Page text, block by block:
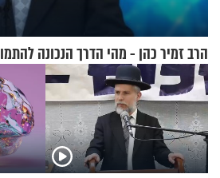
הרב זמיר כהן - מהי הדרך הנכונה